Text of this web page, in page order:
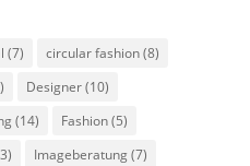
(7) circular fashion(8)
Designer(10)
(14) Fashion(5)
Imageberatung(7)